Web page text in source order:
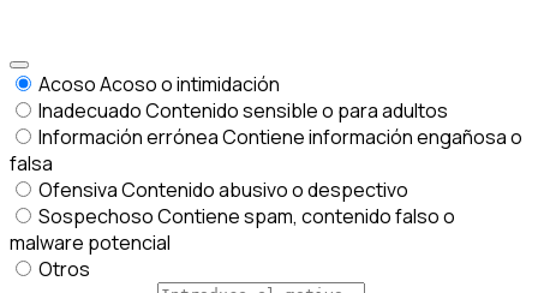
AcosoAcoso o intimidación
InadecuadoContenido sensible o para adultos
Información erróneaContiene información engañosa o
falsa
OfensivaContenido abusivo o despectivo
SospechosoContiene spam, contenido falso o
malware potencial
Otros